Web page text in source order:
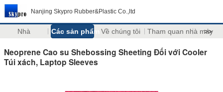
Nanjing Skypro Rubber&Plastic Co.,ltd
Nhà Các sản phẩm Về chúng tôi Tham quan nhà máy
>>
Neoprene Cao su Shebossing Sheeting Đối với Cooler
Túi xách, Laptop Sleeves